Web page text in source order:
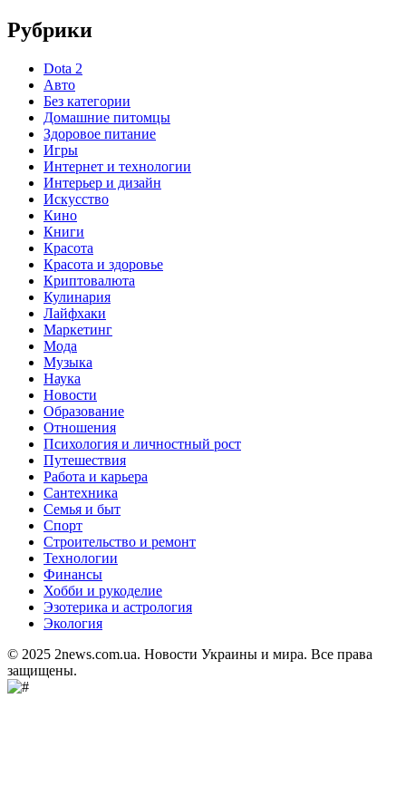
Рубрики
Dota 2
Авто
Без категории
Домашние питомцы
Здоровое питание
Игры
Интернет и технологии
Интерьер и дизайн
Искусство
Кино
Книги
Красота
Красота и здоровье
Криптовалюта
Кулинария
Лайфхаки
Маркетинг
Мода
Музыка
Наука
Новости
Образование
Отношения
Психология и личностный рост
Путешествия
Работа и карьера
Сантехника
Семья и быт
Спорт
Строительство и ремонт
Технологии
Финансы
Хобби и рукоделие
Эзотерика и астрология
Экология
© 2025 2news.com.ua. Новости Украины и мира. Все права
защищены.